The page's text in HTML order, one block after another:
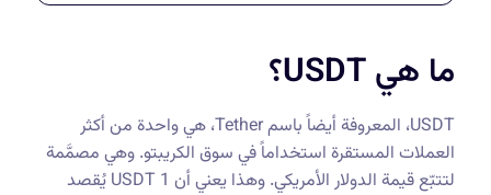
ما هي USDT؟
USDT، المعروفة أيضاً باسم Tether، هي واحدة من أكثر
العملات المستقرة استخداماً في سوق الكريبتو. وهي مصمَّمة
لتتبّع قيمة الدولار الأمريكي. وهذا يعني أن 1 USDT يُقصد